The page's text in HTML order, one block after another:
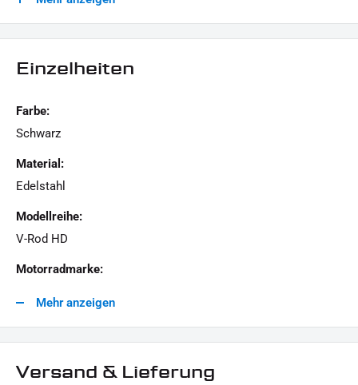
Für technische Auskünfte stehen wir gern zur Verfügung.
1x Schrauben-Kit "Oil Pan"
geht.
Einzelheiten
Farbe:
Schwarz
Material:
Edelstahl
Modellreihe:
V-Rod HD
Motorradmarke:
Mehr anzeigen
Versand & Lieferung